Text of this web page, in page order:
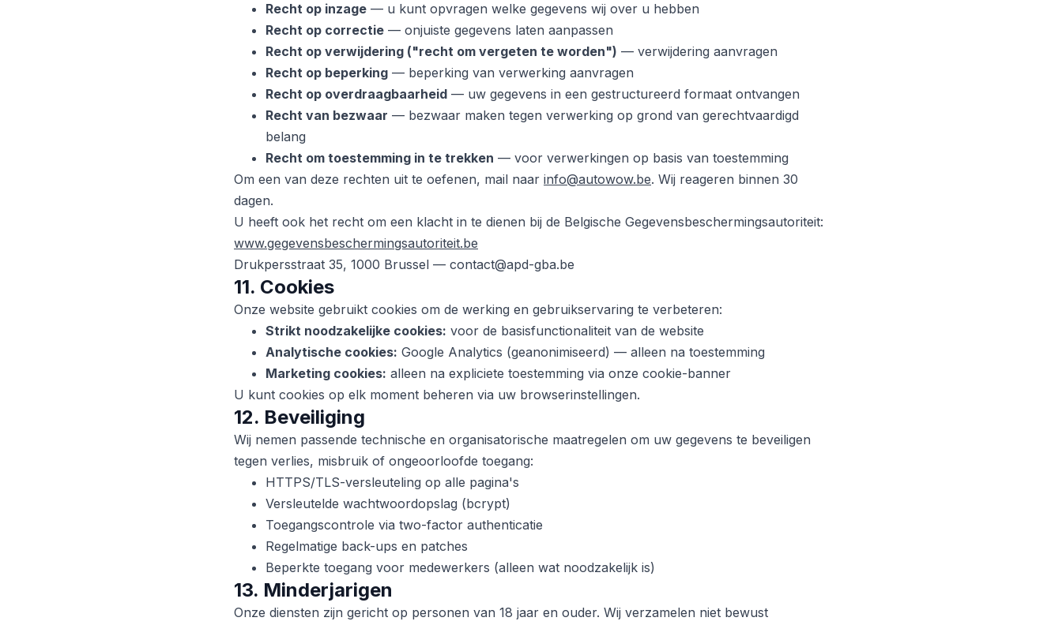
Recht op inzage — u kunt opvragen welke gegevens wij over u hebben
Recht op correctie — onjuiste gegevens laten aanpassen
Recht op verwijdering ("recht om vergeten te worden") — verwijdering aanvragen
Recht op beperking — beperking van verwerking aanvragen
Recht op overdraagbaarheid — uw gegevens in een gestructureerd formaat ontvangen
Recht van bezwaar — bezwaar maken tegen verwerking op grond van gerechtvaardigd
belang
Recht om toestemming in te trekken — voor verwerkingen op basis van toestemming
Om een van deze rechten uit te oefenen, mail naar info@autowow.be. Wij reageren binnen 30
dagen.
U heeft ook het recht om een klacht in te dienen bij de Belgische Gegevensbeschermingsautoriteit:
www.gegevensbeschermingsautoriteit.be
Drukpersstraat 35, 1000 Brussel — contact@apd-gba.be
11. Cookies
Onze website gebruikt cookies om de werking en gebruikservaring te verbeteren:
Strikt noodzakelijke cookies: voor de basisfunctionaliteit van de website
Analytische cookies: Google Analytics (geanonimiseerd) — alleen na toestemming
Marketing cookies: alleen na expliciete toestemming via onze cookie-banner
U kunt cookies op elk moment beheren via uw browserinstellingen.
12. Beveiliging
Wij nemen passende technische en organisatorische maatregelen om uw gegevens te beveiligen
tegen verlies, misbruik of ongeoorloofde toegang:
HTTPS/TLS-versleuteling op alle pagina's
Versleutelde wachtwoordopslag (bcrypt)
Toegangscontrole via two-factor authenticatie
Regelmatige back-ups en patches
Beperkte toegang voor medewerkers (alleen wat noodzakelijk is)
13. Minderjarigen
Onze diensten zijn gericht op personen van 18 jaar en ouder. Wij verzamelen niet bewust